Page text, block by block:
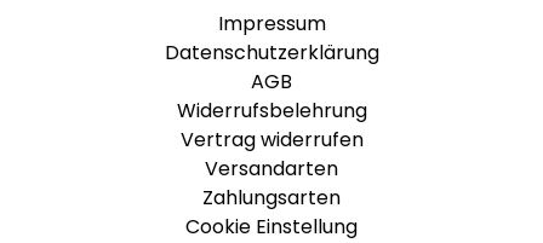
Impressum
Datenschutzerklärung
AGB
Widerrufsbelehrung
Vertrag widerrufen
Versandarten
Zahlungsarten
Cookie Einstellung